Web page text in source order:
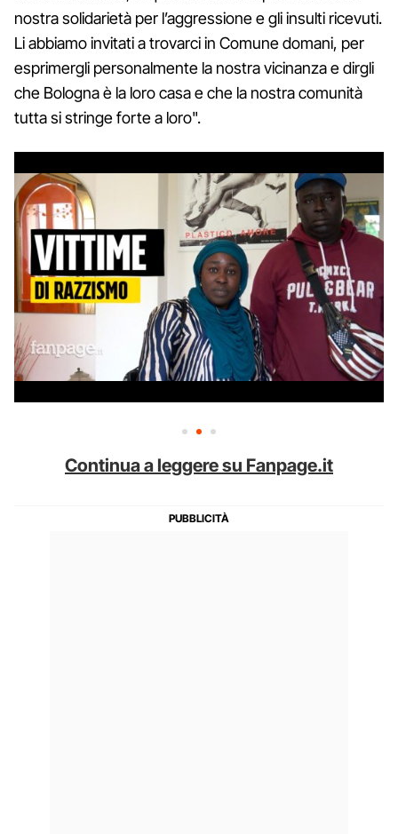
nostra solidarietà per l’aggressione e gli insulti ricevuti.
Li abbiamo invitati a trovarci in Comune domani, per
esprimergli personalmente la nostra vicinanza e dirgli
che Bologna è la loro casa e che la nostra comunità
tutta si stringe forte a loro".
Continua a leggere su Fanpage.it